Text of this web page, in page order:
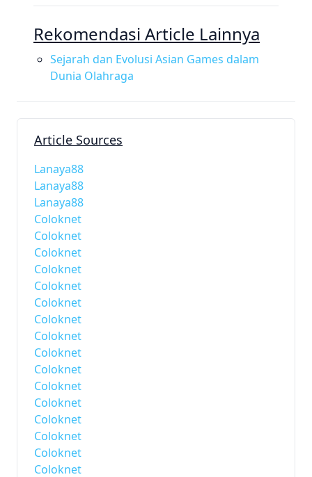
Rekomendasi Article Lainnya
Sejarah dan Evolusi Asian Games dalam
Dunia Olahraga
Article Sources
Lanaya88
Lanaya88
Lanaya88
Coloknet
Coloknet
Coloknet
Coloknet
Coloknet
Coloknet
Coloknet
Coloknet
Coloknet
Coloknet
Coloknet
Coloknet
Coloknet
Coloknet
Coloknet
Coloknet